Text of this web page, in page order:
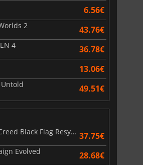
41.12
Elden Ring
6.56€
2 43.76€
4 36.78€
13.06€
49.51€
Assassin's Creed Black Flag Resynced 37.75€
Evolved 28.68€